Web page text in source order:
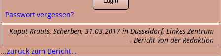
Passwort vergessen?
Kaput Krauts, Scherben, 31.03.2017 in Düsseldorf, Linkes Zentrum
- Bericht von der Redaktion
...zurück zum Bericht...